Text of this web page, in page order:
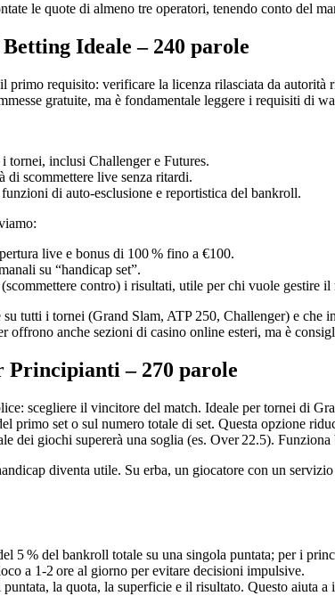
le quote di almeno tre operatori, tenendo conto del
Ideale – 240 parole
primo requisito: verificare la licenza rilasciata da
gratuite, ma è fondamentale leggere i requisiti di
tornei, inclusi Challenger e Futures.
di scommettere live senza ritardi.
di auto‑esclusione e reportistica del bankroll.
live e bonus di 100 % fino a €100.
su “handicap set”.
contro) i risultati, utile per chi vuole gestire
tutti i tornei (Grand Slam, ATP 250, Challenger) e che
anche sezioni di casino online esteri, ma è
Principianti – 270 parole
scegliere il vincitore del match. Ideale per tornei di
primo set o sul numero totale di set. Questa opzione
dei giochi supererà una soglia (es. Over 22.5).
diventa utile. Su erba, un giocatore con un
5 % del bankroll totale su una singola puntata; per i
a 1‑2 ore al giorno per evitare decisioni impulsive.
puntata, la quota, la superficie e il risultato. Questo aiuta